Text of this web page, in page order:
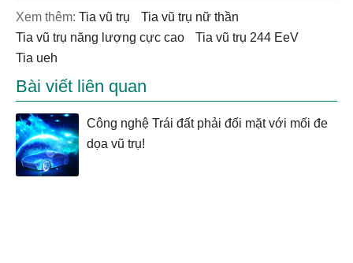
Xem thêm: tia vũ trụ
tia vũ trụ nữ thần
tia vũ trụ năng lượng cực cao
tia vũ trụ 244 EeV
tia ueh
Bài viết liên quan
Công nghệ Trái đất phải đối mặt với mối đe
dọa vũ trụ!